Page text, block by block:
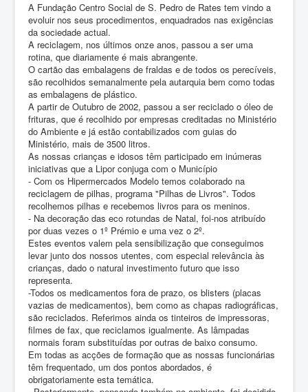
A Fundação Centro Social de S. Pedro de Rates tem vindo a
evoluir nos seus procedimentos, enquadrados nas exigências
da sociedade actual.
A reciclagem, nos últimos onze anos, passou a ser uma
rotina, que diariamente é mais abrangente.
O cartão das embalagens de fraldas e de todos os perecíveis,
são recolhidos semanalmente pela autarquia bem como todas
as embalagens de plástico.
A partir de Outubro de 2002, passou a ser reciclado o óleo de
frituras, que é recolhido por empresas creditadas no Ministério
do Ambiente e já estão contabilizados com guias do
Ministério, mais de 3500 litros.
As nossas crianças e idosos têm participado em inúmeras
iniciativas que a Lipor conjuga com o Município
- Com os Hipermercados Modelo temos colaborado na
reciclagem de pilhas, programa "Pilhas de Livros". Todos
recolhemos pilhas e recebemos livros para os meninos.
- Na decoração das eco rotundas de Natal, foi-nos atribuído
por duas vezes o 1º Prémio e uma vez o 2º.
Estes eventos valem pela sensibilização que conseguimos
levar junto dos nossos utentes, com especial relevância às
crianças, dado o natural investimento futuro que isso
representa.
-Todos os medicamentos fora de prazo, os blisters (placas
vazias de medicamentos), bem como as chapas radiográficas,
são reciclados. Referimos ainda os tinteiros de impressoras,
filmes de fax, que reciclamos igualmente. As lâmpadas
normais foram substituídas por outras de baixo consumo.
Em todas as acções de formação que as nossas funcionárias
têm frequentado, um dos pontos abordados, é
obrigatoriamente esta temática.